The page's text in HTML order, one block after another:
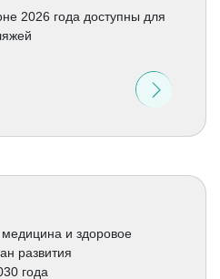
2026 года доступны для
и здоровое
развития
года